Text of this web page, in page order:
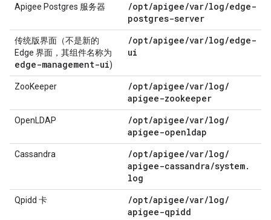
Apigee Postgres 服务器 /opt/apigee/var/log/edge-
postgres-server
传统版界面（不是新的
Edge 界面，其组件名称为
edge-management-ui)
/opt/apigee/var/log/edge-
ui
ZooKeeper /opt/apigee/var/log/
apigee-zookeeper
OpenLDAP /opt/apigee/var/log/
apigee-openldap
Cassandra /opt/apigee/var/log/
apigee-cassandra/system.
log
Qpidd 卡 /opt/apigee/var/log/
apigee-qpidd